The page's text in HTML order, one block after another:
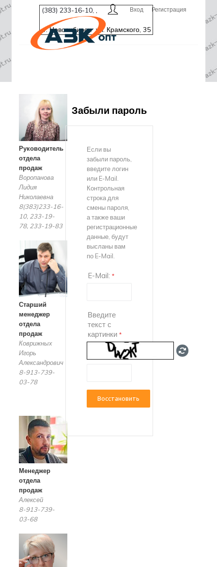
(383) 233-16-10, ,
г. Новосибирск. ул. Крамского, 35
Вход Регистрация
Руководитель
отдела
продаж
Воропанова
Лидия
Николаевна
8(383)233-16-
10, 233-19-
78, 233-19-83
Старший
менеджер
отдела
продаж
Коврижных
Игорь
Александрович
8-913-739-
03-78
Менеджер
отдела
продаж
Алексей
8-913-739-
03-68
Забыли пароль
Если вы
забыли пароль,
введите логин
или E-Mail.
Контрольная
строка для
смены пароля,
а также ваши
регистрационные
данные, будут
высланы вам
по E-Mail.
E-Mail: *
Введите
текст с
картинки *
Восстановить